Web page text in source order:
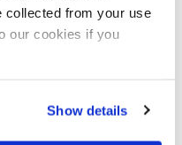
collected from your use
our cookies if you
Show details
Kolleginnen Jessica
Nehrkorn , die sich so
und somit vielen
Auf dem Foto sind noch